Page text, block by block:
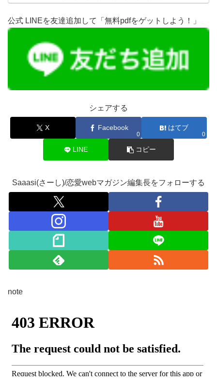
公式 LINEを友達追加して「無料pdfをゲットしよう！」
シェアする
X Facebook
0
はてブ
0
LINE コピー
Saaasi(さーし)/恋愛webマガジン編集長をフォローする
note